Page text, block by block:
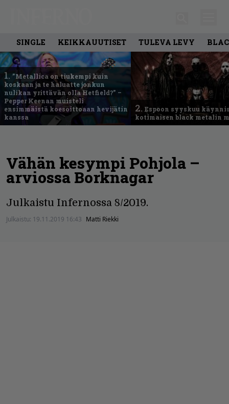
SINGLE KEIKKAUUTISET TULEVA LEVY
1. ”Metallica on tiukempi kuin
koskaan ja te haluatte jonkun
nulikan yrittävän olla Hetfield?” –
Pepper Keenan muisteli
ensimmäistä koesoittoaan hevijätin
kanssa
2. Espoon syyskuu
kotimaisen black metalin
Vähän kesympi Pohjola –
arviossa Borknagar
Julkaistu Infernossa 8/2019.
Julkaistu: 19.11.2019 16:43 Matti Riekki